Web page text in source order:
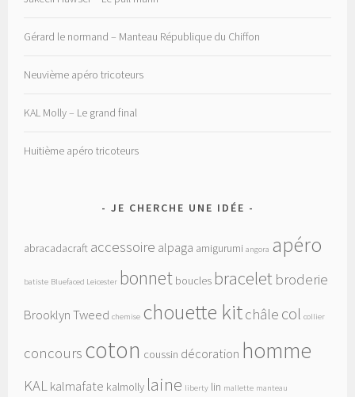
Gérard le normand – Manteau République du Chiffon
Neuvième apéro tricoteurs
KAL Molly – Le grand final
Huitième apéro tricoteurs
JE CHERCHE UNE IDÉE
abracadacraft accessoire alpaga amigurumi angora apéro
batiste Bluefaced Leicester bonnet boucles bracelet broderie
Brooklyn Tweed chemise chouette kitchâle col collier
concours coton coussin décoration homme
KALkalmafate kalmolly laine liberty lin mallette manteau